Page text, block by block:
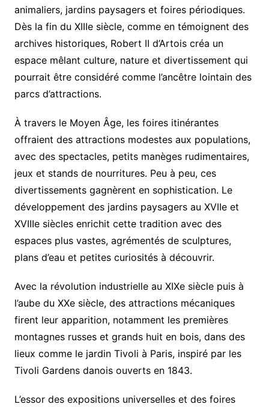
animaliers, jardins paysagers et foires périodiques.
Dès la fin du XIIIe siècle, comme en témoignent des
archives historiques, Robert II d’Artois créa un
espace mêlant culture, nature et divertissement qui
pourrait être considéré comme l’ancêtre lointain des
parcs d’attractions.
À travers le Moyen Âge, les foires itinérantes
offraient des attractions modestes aux populations,
avec des spectacles, petits manèges rudimentaires,
jeux et stands de nourritures. Peu à peu, ces
divertissements gagnèrent en sophistication. Le
développement des jardins paysagers au XVIIe et
XVIIIe siècles enrichit cette tradition avec des
espaces plus vastes, agrémentés de sculptures,
plans d’eau et petites curiosités à découvrir.
Avec la révolution industrielle au XIXe siècle puis à
l’aube du XXe siècle, des attractions mécaniques
firent leur apparition, notamment les premières
montagnes russes et grands huit en bois, dans des
lieux comme le jardin Tivoli à Paris, inspiré par les
Tivoli Gardens danois ouverts en 1843.
L’essor des expositions universelles et des foires